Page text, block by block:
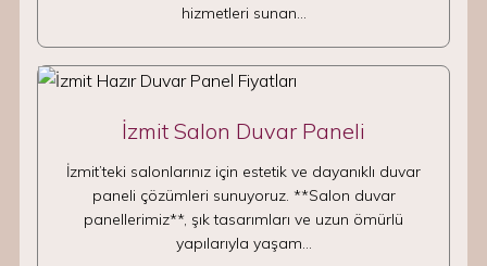
hizmetleri sunan…
İzmit Salon Duvar Paneli
İzmit’teki salonlarınız için estetik ve dayanıklı duvar
paneli çözümleri sunuyoruz. **Salon duvar
panellerimiz**, şık tasarımları ve uzun ömürlü
yapılarıyla yaşam…